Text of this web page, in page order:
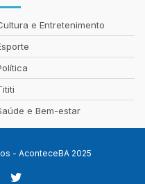
e Entretenimento
e Bem-estar
- AconteceBA 2025